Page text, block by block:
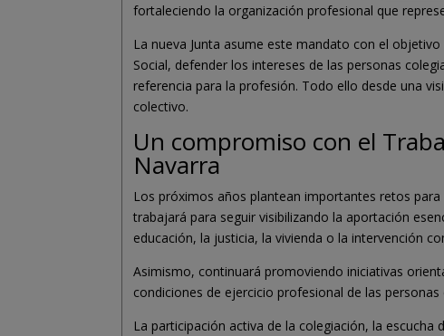
fortaleciendo la organización profesional que
La nueva Junta asume este mandato con el
Social, defender los intereses de las personas
referencia para la profesión. Todo ello desde una
colectivo.
Un compromiso con el
Navarra
Los próximos años plantean importantes retos
trabajará para seguir visibilizando la aportación
educación, la justicia, la vivienda o la intervención
Asimismo, continuará promoviendo iniciativas
condiciones de ejercicio profesional de las personas
La participación activa de la colegiación, la